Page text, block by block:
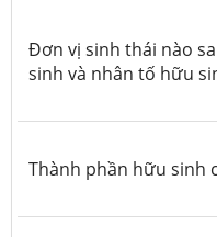
Đơn vị sinh thái nào
sinh và nhân tố hữu
Thành phần hữu sinh